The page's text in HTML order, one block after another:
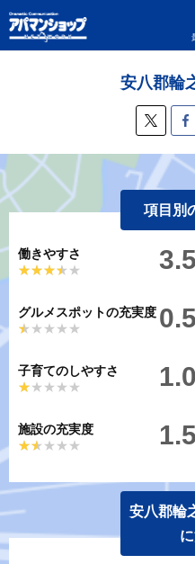
安八郡輪
項目別
働きやすさ
★★★★★
★★★★★ 3.5
グルメスポットの充実度
★★★★★
★★★★★ 0.5
子育てのしやすさ
★★★★★
★★★★★ 1.0
施設の充実度
★★★★★
★★★★★ 1.5
安八郡輪